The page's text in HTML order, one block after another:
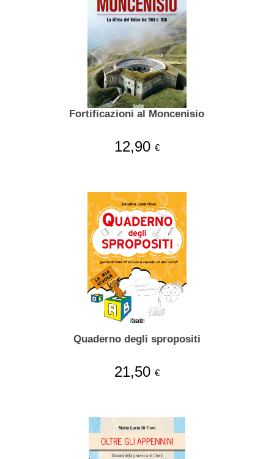
Fortificazioni al Moncenisio
12,90 €
Quaderno degli spropositi
21,50 €